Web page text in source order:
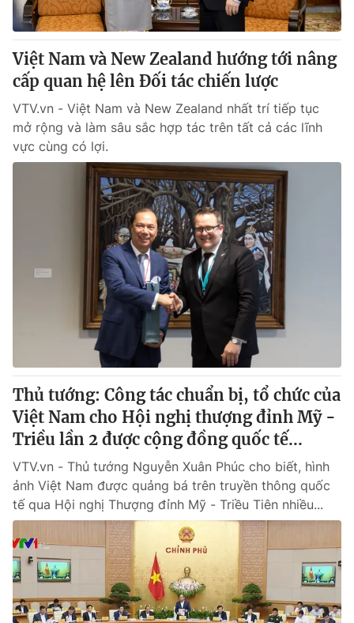
Việt Nam và New Zealand hướng tới nâng
cấp quan hệ lên Đối tác chiến lược
VTV.vn - Việt Nam và New Zealand nhất trí tiếp tục
mở rộng và làm sâu sắc hợp tác trên tất cả các lĩnh
vực cùng có lợi.
Thủ tướng: Công tác chuẩn bị, tổ chức của
Việt Nam cho Hội nghị thượng đỉnh Mỹ -
Triều lần 2 được cộng đồng quốc tế...
VTV.vn - Thủ tướng Nguyễn Xuân Phúc cho biết, hình
ảnh Việt Nam được quảng bá trên truyền thông quốc
tế qua Hội nghị Thượng đỉnh Mỹ - Triều Tiên nhiều...